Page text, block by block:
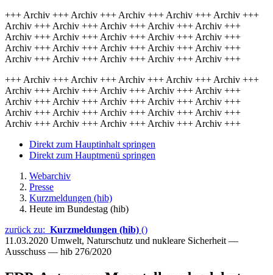
+++ Archiv +++ Archiv +++ Archiv +++ Archiv +++ Archiv +++
Archiv +++ Archiv +++ Archiv +++ Archiv +++ Archiv +++
Archiv +++ Archiv +++ Archiv +++ Archiv +++ Archiv +++
Archiv +++ Archiv +++ Archiv +++ Archiv +++ Archiv +++
Archiv +++ Archiv +++ Archiv +++ Archiv +++ Archiv +++
+++ Archiv +++ Archiv +++ Archiv +++ Archiv +++ Archiv +++
Archiv +++ Archiv +++ Archiv +++ Archiv +++ Archiv +++
Archiv +++ Archiv +++ Archiv +++ Archiv +++ Archiv +++
Archiv +++ Archiv +++ Archiv +++ Archiv +++ Archiv +++
Archiv +++ Archiv +++ Archiv +++ Archiv +++ Archiv +++
Direkt zum Hauptinhalt springen
Direkt zum Hauptmenü springen
Webarchiv
Presse
Kurzmeldungen (hib)
Heute im Bundestag (hib)
zurück zu: Kurzmeldungen (hib) ()
11.03.2020 Umwelt, Naturschutz und nukleare Sicherheit —
Ausschuss — hib 276/2020